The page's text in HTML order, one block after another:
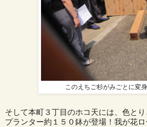
このえちご杉がみごとに変身
そして本町３丁目のホコ天には、色と
プランター約１５０鉢が登場！我が花